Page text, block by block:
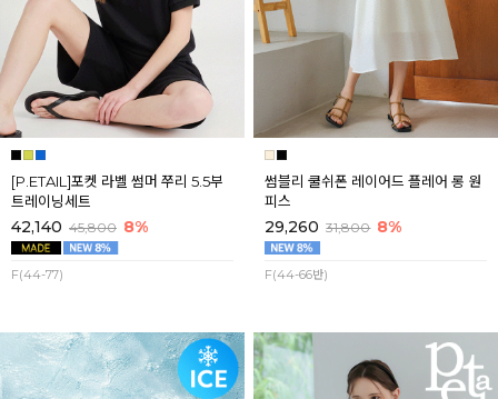
[P.ETAIL]포켓 라벨 썸머 쭈리 5.5부
트레이닝세트
42,140 45,800 8%
F(44-77)
썸블리 쿨쉬폰 레이어드 플레어 롱 원
피스
29,260 31,800 8%
F(44-66반)